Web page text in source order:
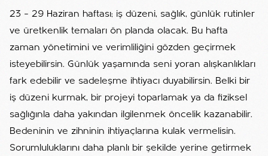
23 – 29 Haziran haftası; iş düzeni, sağlık, günlük rutinler
ve üretkenlik temaları ön planda olacak. Bu hafta
zaman yönetimini ve verimliliğini gözden geçirmek
isteyebilirsin. Günlük yaşamında seni yoran alışkanlıkları
fark edebilir ve sadeleşme ihtiyacı duyabilirsin. Belki bir
iş düzeni kurmak, bir projeyi toparlamak ya da fiziksel
sağlığınla daha yakından ilgilenmek öncelik kazanabilir.
Bedeninin ve zihninin ihtiyaçlarına kulak vermelisin.
Sorumluluklarını daha planlı bir şekilde yerine getirmek